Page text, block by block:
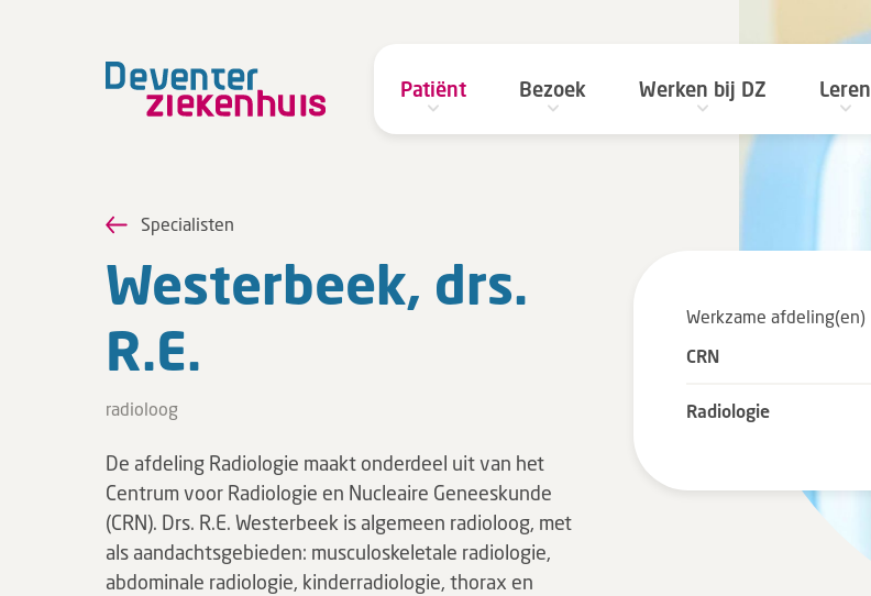
Patiënt Bezoek Werken bij DZ Leren
Specialisten
Wes­ter­beek, drs.
R.E.
radioloog
De afdeling Radiologie maakt onderdeel uit van het
Centrum voor Radiologie en Nucleaire Geneeskunde
(CRN). Drs. R.E. Westerbeek is algemeen radioloog, met
als aandachtsgebieden: musculoskeletale radiologie,
abdominale radiologie, kinderradiologie, thorax en
Werkzame afdeling(en)
CRN
Radiologie